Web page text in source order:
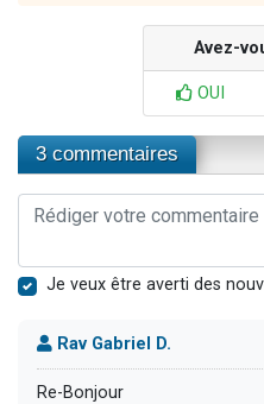
Avez-
OUI
3 commentaires
Je veux être averti des
Rav Gabriel D.
Re-Bonjour